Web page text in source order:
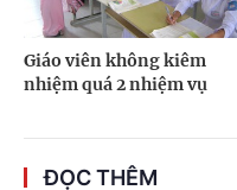
Giáo viên không kiêm
nhiệm quá 2 nhiệm vụ
ĐỌC THÊM